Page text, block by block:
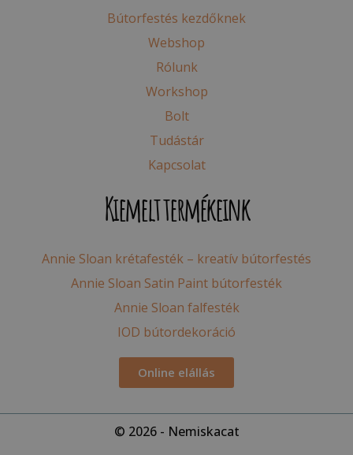
Bútorfestés kezdőknek
Webshop
Rólunk
Workshop
Bolt
Tudástár
Kapcsolat
Kiemelt termékeink
Annie Sloan krétafesték – kreatív bútorfestés
Annie Sloan Satin Paint bútorfesték
Annie Sloan falfesték
IOD bútordekoráció
Online elállás
© 2026 - Nemiskacat